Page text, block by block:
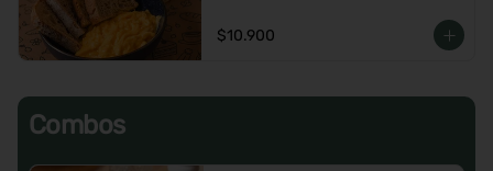
$10.900
Combos